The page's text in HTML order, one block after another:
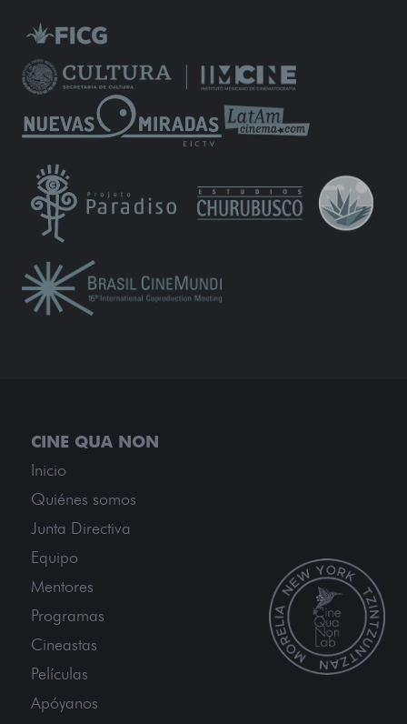
Inicio
Quiénes somos
Junta Directiva
Equipo
Mentores
Programas
Cineastas
Películas
Apóyanos